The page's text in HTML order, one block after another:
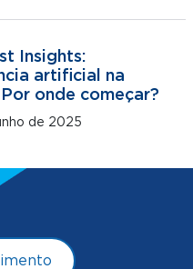
Insights:
artificial na
onde começar?
de 2025